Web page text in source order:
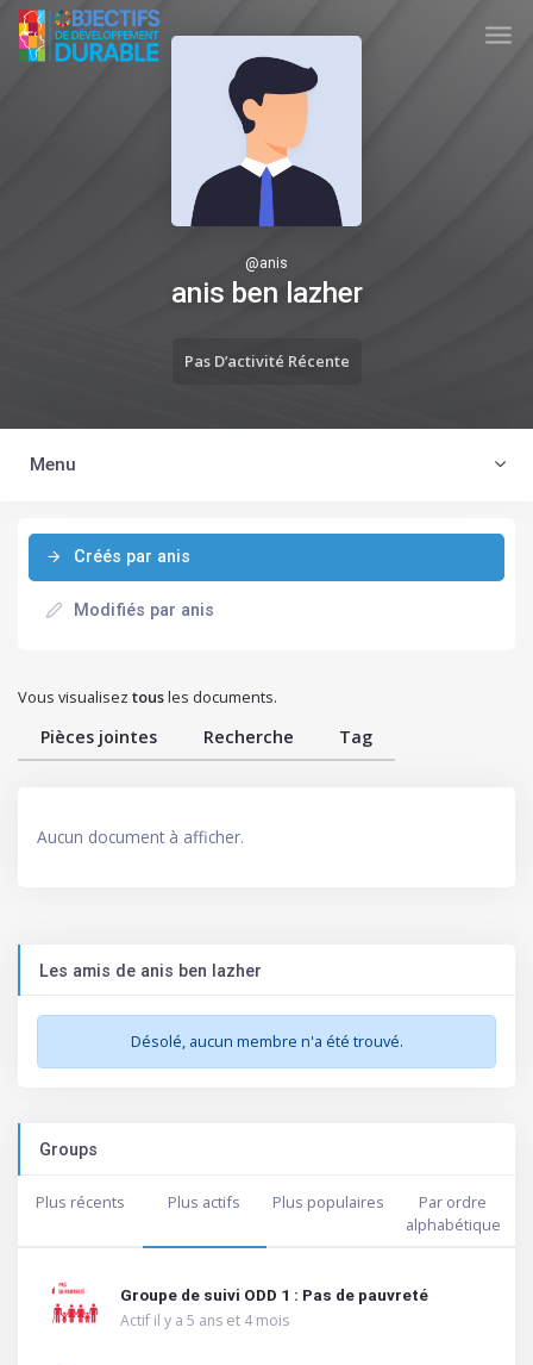
Skip to main content
TUNISIA ODD
@anis
anis ben lazher
Pas D’activité Récente
Menu
Créés par anis
Modifiés par anis
Vous visualisez tousles documents.
Pièces jointes Recherche Tag
Aucun document à afficher.
Les amis de anis ben lazher
Désolé, aucun membre n'a été trouvé.
Groups
Plus récents Plus actifs Plus populaires
Par ordre
alphabétique
Groupe de suivi ODD 1 : Pas de pauvreté
Actif il y a 5 ans et 4 mois